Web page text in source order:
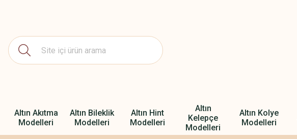
Altın Akıtma
Modelleri
Altın Bileklik
Modelleri
Altın Hint
Modelleri
Altın
Kelepçe
Modelleri
Altın Kolye
Modelleri